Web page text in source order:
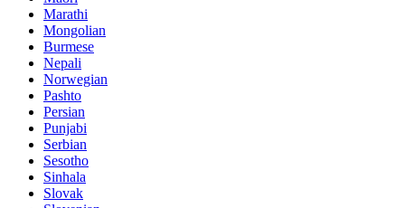
Marathi
Mongolian
Burmese
Nepali
Norwegian
Pashto
Persian
Punjabi
Serbian
Sesotho
Sinhala
Slovak